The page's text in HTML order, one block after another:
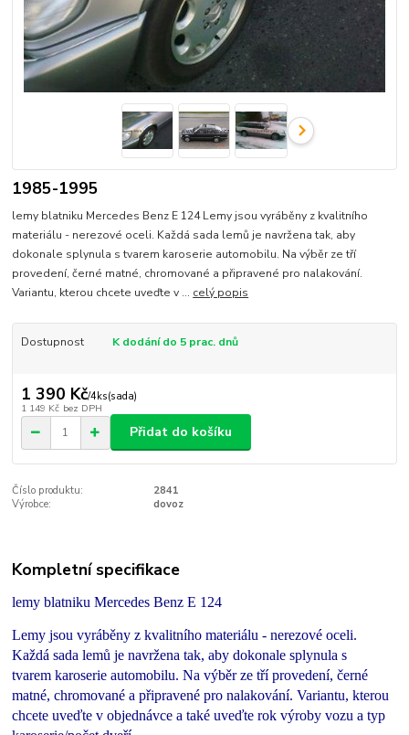
1985-1995
lemy blatniku Mercedes Benz E 124 Lemy jsou vyráběny z kvalitního
materiálu - nerezové oceli. Každá sada lemů je navržena tak, aby
dokonale splynula s tvarem karoserie automobilu. Na výběr ze tří
provedení, černé matné, chromované a připravené pro nalakování.
Variantu, kterou chcete uveďte v ... celý popis
Dostupnost K dodání do 5 prac. dnů
1 390 Kč/4ks(sada)
1 149 Kč bez DPH
Přidat do košíku
Číslo produktu:
2841
Výrobce:
dovoz
Kompletní specifikace
lemy blatniku Mercedes Benz E 124
Lemy jsou vyráběny z kvalitního materiálu - nerezové oceli.
Každá sada lemů je navržena tak, aby dokonale splynula s
tvarem karoserie automobilu. Na výběr ze tří provedení, černé
matné, chromované a připravené pro nalakování. Variantu, kterou
chcete uveďte v objednávce a také uveďte rok výroby vozu a typ